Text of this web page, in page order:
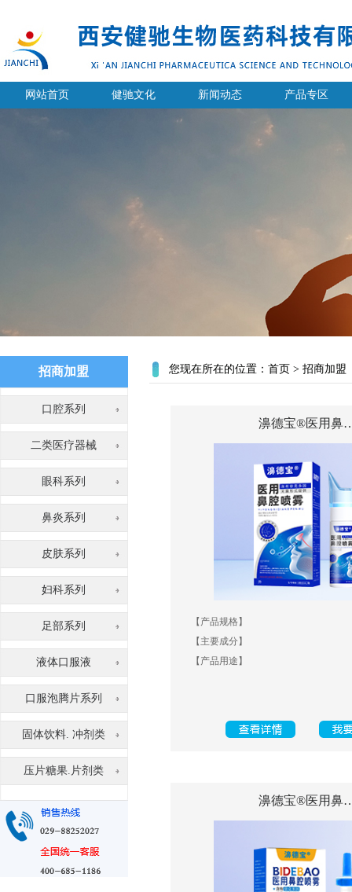
网站首页 健驰文化 新闻动态 产品专区
招商加盟
口腔系列
二类医疗器械
眼科系列
鼻炎系列
皮肤系列
妇科系列
足部系列
液体口服液
口服泡腾片系列
固体饮料. 冲剂类
压片糖果.片剂类
您现在所在的位置： 首页 > 招商加盟
濞德宝®医用鼻
【产品规格】
【主要成分】
【产品用途】
濞德宝®医用鼻